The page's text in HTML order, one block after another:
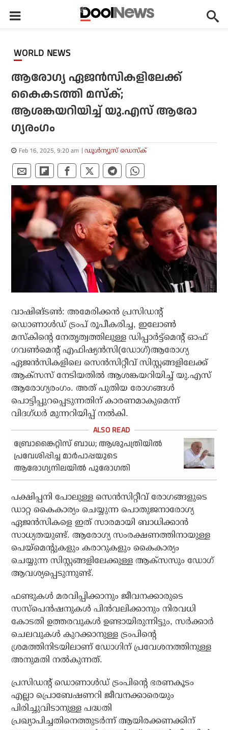
WORLD NEWS
ആരോഗ്യ ഏജൻസികളിലേക്ക്
കൈകടത്തി മസ്‌ക്;
ആശങ്കയറിയിച്ച് യു.എസ് ആരോ​
ഗ്യരം​ഗം
Feb 16, 2025, 9:20 am ഡൂള്‍ന്യൂസ് ഡെസ്‌ക്
വാഷിങ്ടൺ: അമേരിക്കൻ പ്രസിഡന്റ്
ഡൊണാൾഡ് ട്രംപ് രൂപീകരിച്ച, ഇലോൺ
മസ്കിന്റെ നേതൃത്വത്തിലുള്ള ഡിപ്പാർട്ട്മെന്റ് ഓഫ്
ഗവൺമെന്റ് എഫിഷ്യൻസി(ഡോഗ്)ആരോഗ്യ
ഏജൻസികളിലെ സെൻസിറ്റീവ് സിസ്റ്റങ്ങളിലേക്ക്
ആക്‌സസ് നേടിയതിൽ ആശങ്കയറിയിച്ച് യു.എസ്
ആരോഗ്യരംഗം. അത് പുതിയ രോഗങ്ങൾ
പൊട്ടിപ്പുറപ്പെടുന്നതിന് കാരണമാകുമെന്ന്
വിദഗ്ധർ മുന്നറിയിപ്പ് നൽകി.
ബ്രോങ്കൈറ്റിസ് ബാധ; ആശുപത്രിയില്‍
പ്രവേശിപ്പിച്ച മാര്‍പാപ്പയുടെ
ആരോഗ്യനിലയില്‍ പുരോഗതി
പക്ഷിപ്പനി പോലുള്ള സെൻസിറ്റീവ് രോഗങ്ങളുടെ
ഡാറ്റ കൈകാര്യം ചെയ്യുന്ന പൊതുജനാരോഗ്യ
ഏജൻസികളെ ഇത് സാരമായി ബാധിക്കാൻ
സാധ്യതയുണ്ട്. ആരോഗ്യ സംരക്ഷണത്തിനായുള്ള
പെയ്‌മെന്റുകളും കരാറുകളും കൈകാര്യം
ചെയ്യുന്ന സിസ്റ്റങ്ങളിലേക്കുള്ള ആക്‌സസും ഡോഗ്
ആവശ്യപ്പെടുന്നുണ്ട്.
ഫണ്ടുകൾ മരവിപ്പിക്കാനും ജീവനക്കാരുടെ
സസ്‌പെൻഷനുകൾ പിൻവലിക്കാനും നിരവധി
കോടതി ഉത്തരവുകൾ ഉണ്ടായിരുന്നിട്ടും, സർക്കാർ
ചെലവുകൾ കുറക്കാനുള്ള ട്രംപിന്റെ
ശ്രമത്തിനിടയിലാണ് ഡോഗിന് പ്രവേശനത്തിനുള്ള
അനുമതി നൽകുന്നത്.
പ്രസിഡന്റ് ഡൊണാൾഡ് ട്രംപിന്റെ ഭരണകൂടം
എല്ലാ പ്രൊബേഷണറി ജീവനക്കാരെയും
പിരിച്ചുവിടാനുള്ള പദ്ധതി
പ്രഖ്യാപിച്ചതിനെത്തുടർന്ന് ആയിരക്കണക്കിന്